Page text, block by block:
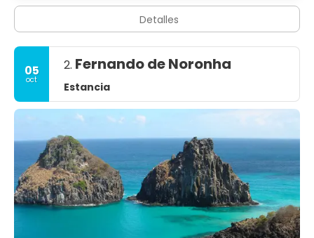
Detalles
05
oct
2. Fernando de Noronha
Estancia